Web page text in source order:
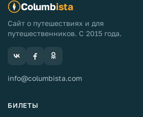
Columbista
Сайт о путешествиях и для
путешественников. С 2015 года.
info@columbista.com
БИЛЕТЫ